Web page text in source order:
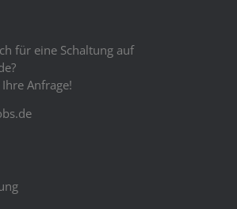
Wohnort. Durch direkte
Hinsicht gut vernetzt.
für eine Schaltung auf
Anfrage!